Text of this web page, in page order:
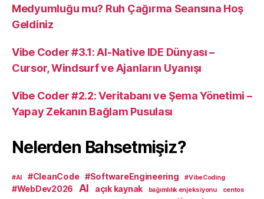
Medyumluğu mu? Ruh Çağırma Seansına Hoş
Geldiniz
Vibe Coder #3.1: AI-Native IDE Dünyası –
Cursor, Windsurf ve Ajanların Uyanışı
Vibe Coder #2.2: Veritabanı ve Şema Yönetimi –
Yapay Zekanın Bağlam Pusulası
Nelerden Bahsetmişiz?
#AI #CleanCode #SoftwareEngineering #VibeCoding
#WebDev2026 AI açık kaynak bağımlılık enjeksiyonu
centos